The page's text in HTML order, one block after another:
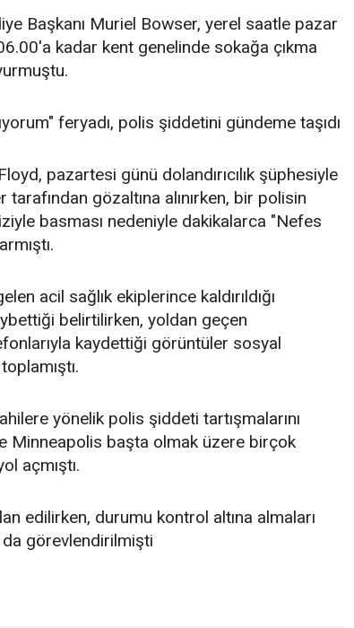
Başkanı Muriel Bowser, yerel saatle pazar
kadar kent genelinde sokağa çıkma
feryadı, polis şiddetini gündeme taşıdı
pazartesi günü dolandırıcılık şüphesiyle
gözaltına alınırken, bir polisin
basması nedeniyle dakikalarca "Nefes
acil sağlık ekiplerince kaldırıldığı
belirtilirken, yoldan geçen
kaydettiği görüntüler sosyal
yönelik polis şiddeti tartışmalarını
Minneapolis başta olmak üzere birçok
açmıştı.
edilirken, durumu kontrol altına almaları
görevlendirilmişti